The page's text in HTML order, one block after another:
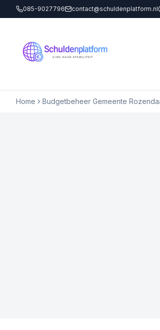
085-9027796 contact@schuldenplatform.nl
Home Budgetbeheer Gemeente